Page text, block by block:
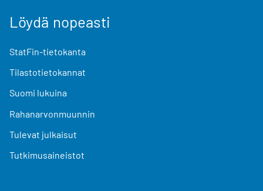
Löydä nopeasti
StatFin-tietokanta
Tilastotietokannat
Suomi lukuina
Rahanarvonmuunnin
Tulevat julkaisut
Tutkimusaineistot